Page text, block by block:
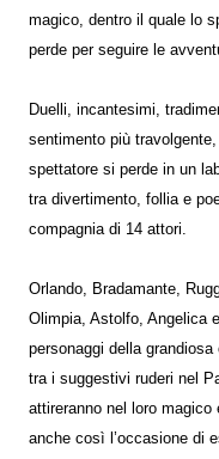
magico, dentro il quale lo
perde per seguire le
Duelli, incantesimi,
sentimento più
spettatore si perde in un
tra divertimento, follia e
compagnia di 14 attori.
Orlando, Bradamante,
Olimpia, Astolfo, Angelica
personaggi della
tra i suggestivi ruderi nel
attireranno nel loro
anche così l’occasione di